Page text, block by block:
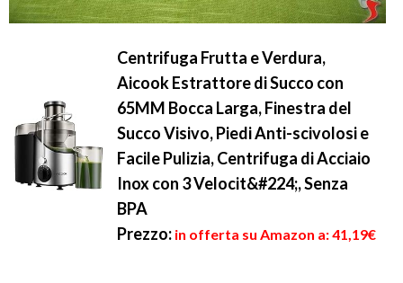
Centrifuga Frutta e Verdura,
Aicook Estrattore di Succo con
65MM Bocca Larga, Finestra del
Succo Visivo, Piedi Anti-scivolosi e
Facile Pulizia, Centrifuga di Acciaio
Inox con 3 Velocit&#224;, Senza
BPA
Prezzo: in offerta su Amazon a: 41,19€